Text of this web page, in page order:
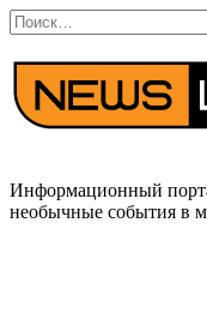
Перейти
к
содержанию
Search
for:
Информационный
необычные события в